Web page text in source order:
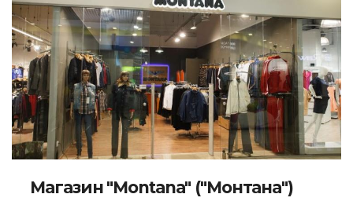
Магазин "Montana" ("Монтана")